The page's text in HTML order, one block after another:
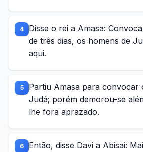
4
Disse o rei a Amasa:
de três dias, os homens de
aqui.
5
Partiu Amasa para convocar
Judá; porém demorou-se
lhe fora aprazado.
6
Então, disse Davi a Abisai: